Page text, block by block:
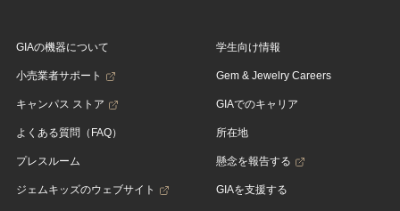
GIAの機器について
小売業者サポート
キャンパス ストア
よくある質問（FAQ）
プレスルーム
ジェムキッズのウェブサイト
学生向け情報
Gem & Jewelry Careers
GIAでのキャリア
所在地
懸念を報告する
GIAを支援する